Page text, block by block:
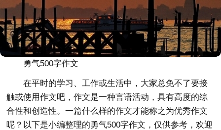
勇气500字作文
在平时的学习、工作或生活中，大家总免不了要接
触或使用作文吧，作文是一种言语活动，具有高度的综
合性和创造性。一篇什么样的作文才能称之为优秀作文
呢？以下是小编整理的勇气500字作文，仅供参考，欢迎